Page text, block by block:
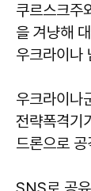
쿠르스크주
을 겨냥해
우크라이나
우크라이
전략폭격기
드론으로